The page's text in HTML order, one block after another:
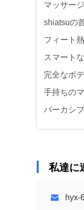
マッサー
shiatsuの
フィート
スマート
完全なボ
手持ちの
パーカシ
私達に
hyx-